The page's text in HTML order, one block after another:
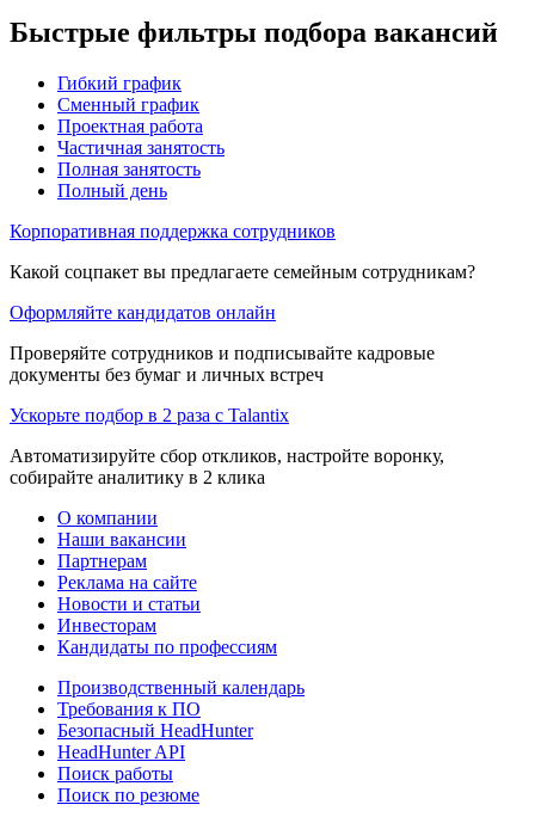
Быстрые фильтры подбора вакансий
Гибкий график
Сменный график
Проектная работа
Частичная занятость
Полная занятость
Полный день
Корпоративная поддержка сотрудников
Какой соцпакет вы предлагаете семейным сотрудникам?
Оформляйте кандидатов онлайн
Проверяйте сотрудников и подписывайте кадровые
документы без бумаг и личных встреч
Ускорьте подбор в 2 раза с Talantix
Автоматизируйте сбор откликов, настройте воронку,
собирайте аналитику в 2 клика
О компании
Наши вакансии
Партнерам
Реклама на сайте
Новости и статьи
Инвесторам
Кандидаты по профессиям
Производственный календарь
Требования к ПО
Безопасный HeadHunter
HeadHunter API
Поиск работы
Поиск по резюме